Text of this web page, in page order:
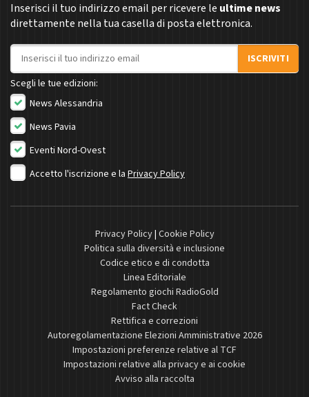
Inserisci il tuo indirizzo email per ricevere le ultime news
direttamente nella tua casella di posta elettronica.
Indirizzo email
ISCRIVITI
Scegli le tue edizioni:
News Alessandria
News Pavia
Eventi Nord-Ovest
Accetto l'iscrizione e la Privacy Policy
Privacy Policy| Cookie Policy
Politica sulla diversità e inclusione
Codice etico e di condotta
Linea Editoriale
Regolamento giochi RadioGold
Fact Check
Rettifica e correzioni
Autoregolamentazione Elezioni Amministrative 2026
Impostazioni preferenze relative al TCF
Impostazioni relative alla privacy e ai cookie
Avviso alla raccolta